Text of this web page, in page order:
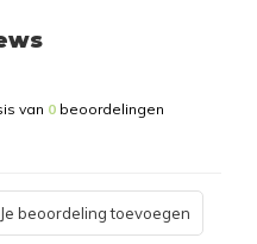
van 0 beoordelingen
Je beoordeling toevoegen